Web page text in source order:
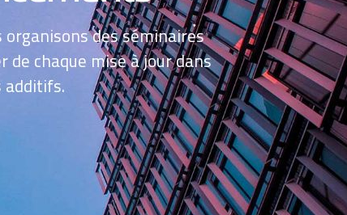
des séminaires
chaque mise à jour dans
additifs.